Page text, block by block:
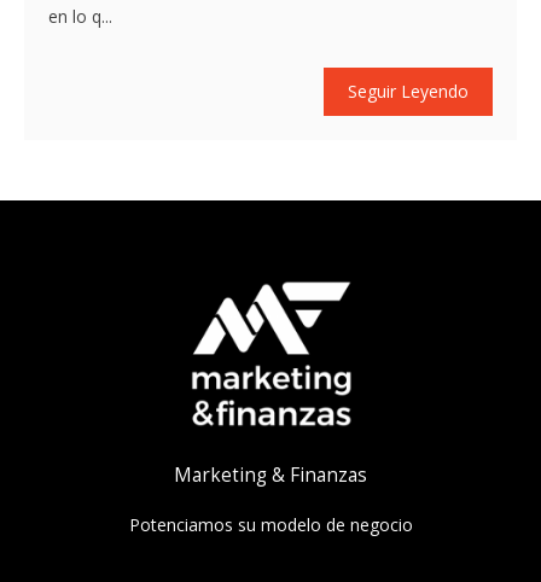
en lo q...
Seguir Leyendo
Marketing & Finanzas
Potenciamos su modelo de negocio